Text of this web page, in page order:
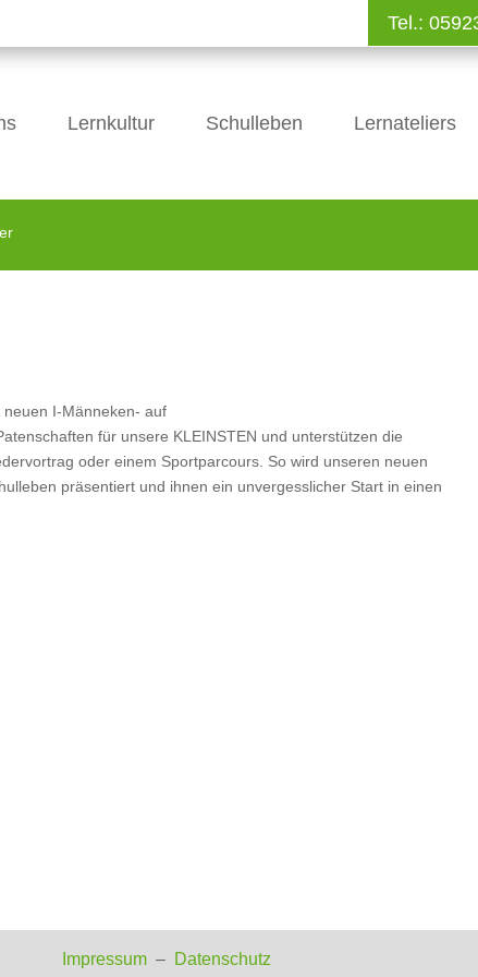
Tel.:
Lernkultur Schulleben Lernateliers
I-Männeken- auf
für unsere KLEINSTEN und unterstützen die
oder einem Sportparcours. So wird unseren neuen
präsentiert und ihnen ein unvergesslicher Start in einen
Impressum – Datenschutz